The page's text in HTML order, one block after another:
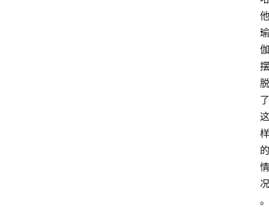
他
瑜
伽
摆
脱
了
这
样
的
情
况
。